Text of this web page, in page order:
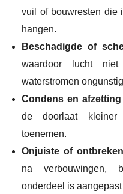
vuil of bouwresten die
hangen.
Beschadigde of
waardoor lucht
waterstromen
Condens en
de doorlaat kleiner
toenemen.
Onjuiste of
na verbouwingen,
onderdeel is